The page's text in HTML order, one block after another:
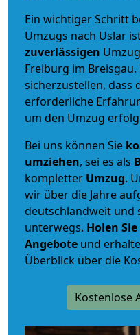
Ein wichtiger Schritt
Umzugs nach Uslar
zuverlässigen
Freiburg im Breisgau.
sicherzustellen, dass
erforderliche
um den Umzug
Bei uns können Sie
umziehen, sei es als
kompletter Umzug.
wir über die Jahre
deutschlandweit und
unterwegs. Holen
Angebote und
Überblick über die
Kostenlose